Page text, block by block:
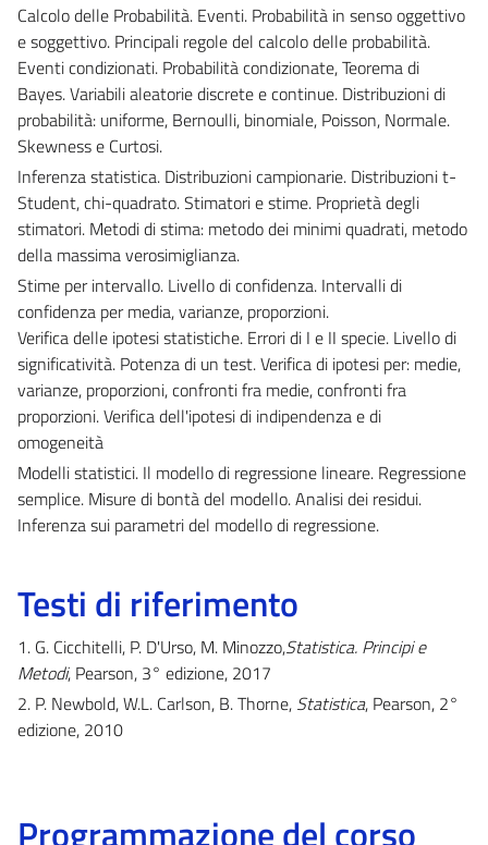
Calcolo delle Probabilità. Eventi. Probabilità in senso oggettivo
e soggettivo. Principali regole del calcolo delle probabilità.
Eventi condizionati. Probabilità condizionate, Teorema di
Bayes. Variabili aleatorie discrete e continue. Distribuzioni di
probabilità: uniforme, Bernoulli, binomiale, Poisson, Normale.
Skewness e Curtosi.
Inferenza statistica. Distribuzioni campionarie. Distribuzioni t-
Student, chi-quadrato. Stimatori e stime. Proprietà degli
stimatori. Metodi di stima: metodo dei minimi quadrati, metodo
della massima verosimiglianza.
Stime per intervallo. Livello di confidenza. Intervalli di
confidenza per media, varianze, proporzioni.
Verifica delle ipotesi statistiche. Errori di I e II specie. Livello di
significatività. Potenza di un test. Verifica di ipotesi per: medie,
varianze, proporzioni, confronti fra medie, confronti fra
proporzioni. Verifica dell'ipotesi di indipendenza e di
omogeneità
Modelli statistici. Il modello di regressione lineare. Regressione
semplice. Misure di bontà del modello. Analisi dei residui.
Inferenza sui parametri del modello di regressione.
Testi di riferimento
1. G. Cicchitelli, P. D'Urso, M. Minozzo,Statistica. Principi e
Metodi, Pearson, 3° edizione, 2017
2. P. Newbold, W.L. Carlson, B. Thorne, Statistica, Pearson, 2°
edizione, 2010
Programmazione del corso